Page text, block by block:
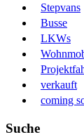
Stepvans
Busse
LKWs
verkauft
coming
Suche